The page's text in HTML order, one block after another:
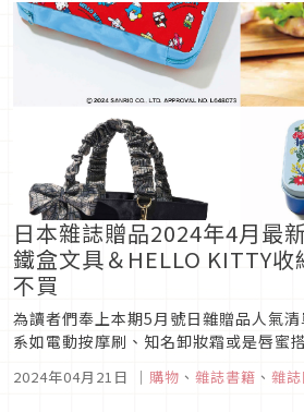
日本雜誌贈品2024年4月最
鐵盒文具＆HELLO KITTY收
不買
為讀者們奉上本期5月號日雜贈品人氣
系如電動按摩刷、知名卸妝霜或是唇蜜
有，另有托特包與愛心吊飾的包款可以
2024年04月21日 ｜ 購物 、 雜誌書籍 、 雜